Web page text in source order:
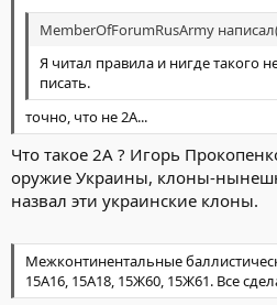
MemberOfForumRusArmy
Я читал правила и нигде такого
писать.
точно, что не 2А...
Что такое 2А ? Игорь
оружие Украины, клоны-
назвал эти украинские клоны.
Межконтинентальные
15А16, 15А18, 15Ж60, 15Ж61. Все